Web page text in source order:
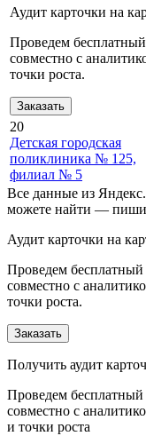
Аудит карточки на
Проведем
совместно с
точки роста.
Заказать
20
Детская городская
поликлиника № 125,
филиал № 5
Все данные из
можете найти —
Аудит карточки на
Проведем бесплатный
совместно с
точки роста.
Заказать
Получить аудит
Проведем бесплатный
совместно с
и точки роста